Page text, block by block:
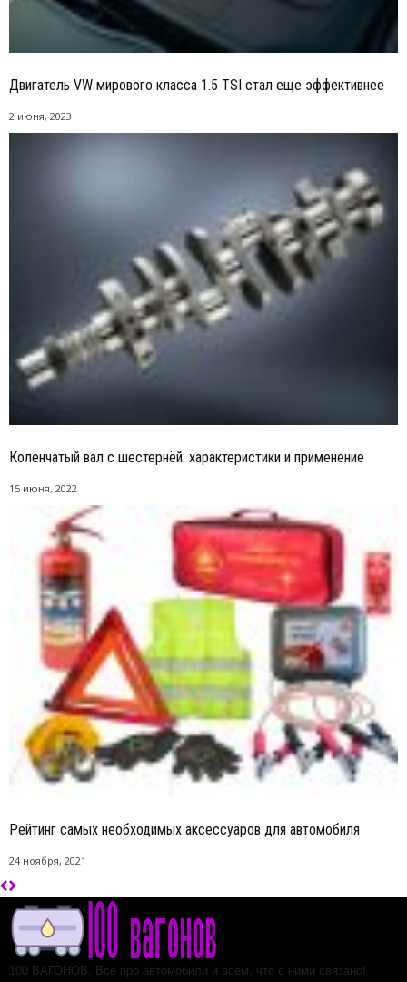
Двигатель VW мирового класса 1.5 TSI стал еще эффективнее
2 июня, 2023
Коленчатый вал с шестернёй: характеристики и применение
15 июня, 2022
Рейтинг самых необходимых аксессуаров для автомобиля
24 ноября, 2021
100 ВАГОНОВ. Все про автомобили и всем, что с ними связано!